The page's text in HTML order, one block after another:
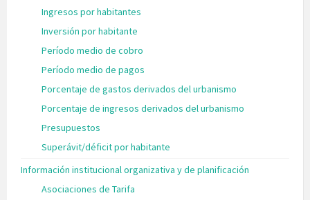
Ingresos por habitantes
Inversión por habitante
Período medio de cobro
Período medio de pagos
Porcentaje de gastos derivados del urbanismo
Porcentaje de ingresos derivados del urbanismo
Presupuestos
Superávit/déficit por habitante
Información institucional organizativa y de planificación
Asociaciones de Tarifa